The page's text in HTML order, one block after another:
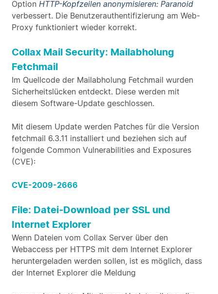
Option HTTP-Kopfzeilen anonymisieren: Paranoid
verbessert. Die Benutzerauthentifizierung am Web-
Proxy funktioniert wieder korrekt.
Collax Mail Security: Mailabholung
Fetchmail
Im Quellcode der Mailabholung Fetchmail wurden
Sicherheitslücken entdeckt. Diese werden mit
diesem Software-Update geschlossen.
Mit diesem Update werden Patches für die Version
fetchmail 6.3.11 installiert und beziehen sich auf
folgende Common Vulnerabilities and Exposures
(CVE):
CVE-2009-2666
File: Datei-Download per SSL und
Internet Explorer
Wenn Dateien vom Collax Server über den
Webaccess per HTTPS mit dem Internet Explorer
heruntergeladen werden sollen, ist es möglich, dass
der Internet Explorer die Meldung